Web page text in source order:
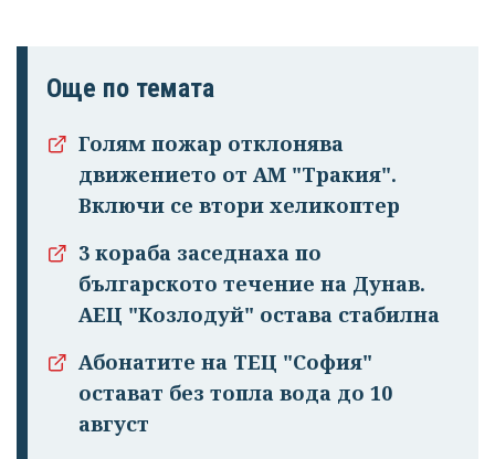
Успешно
излязохте от
профила си!
Още по темата
Голям пожар отклонява
движението от АМ "Тракия".
Включи се втори хеликоптер
3 кораба заседнаха по
българското течение на Дунав.
АЕЦ "Козлодуй" остава стабилна
Абонатите на ТЕЦ "София"
остават без топла вода до 10
август